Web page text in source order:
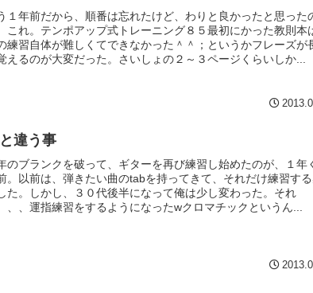
１年前だから、順番は忘れたけど、わりと良かったと思った
これ。テンポアップ式トレーニング８５最初にかった教則本
練習自体が難しくてできなかった＾＾；というかフレーズが
えるのが大変だった。さいしょの２～３ページくらいしか...
違う事
のブランクを破って、ギターを再び練習し始めたのが、１年
。以前は、弾きたい曲のtabを持ってきて、それだけ練習す
た。しかし、３０代後半になって俺は少し変わった。それ
、、運指練習をするようになったwクロマチックというん...